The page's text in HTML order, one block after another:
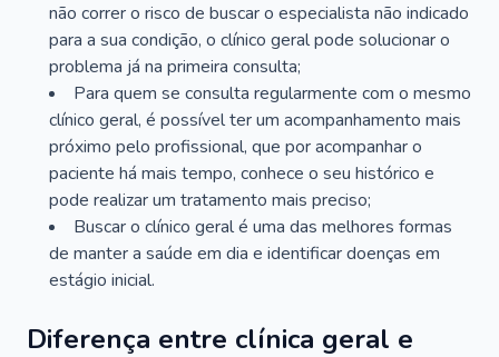
não correr o risco de buscar o especialista não indicado
para a sua condição, o clínico geral pode solucionar o
problema já na primeira consulta;
Para quem se consulta regularmente com o mesmo
clínico geral, é possível ter um acompanhamento mais
próximo pelo profissional, que por acompanhar o
paciente há mais tempo, conhece o seu histórico e
pode realizar um tratamento mais preciso;
Buscar o clínico geral é uma das melhores formas
de manter a saúde em dia e identificar doenças em
estágio inicial.
Diferença entre clínica geral e